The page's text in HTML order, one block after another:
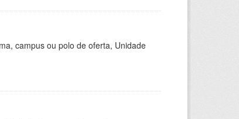
campus ou polo de oferta, Unidade